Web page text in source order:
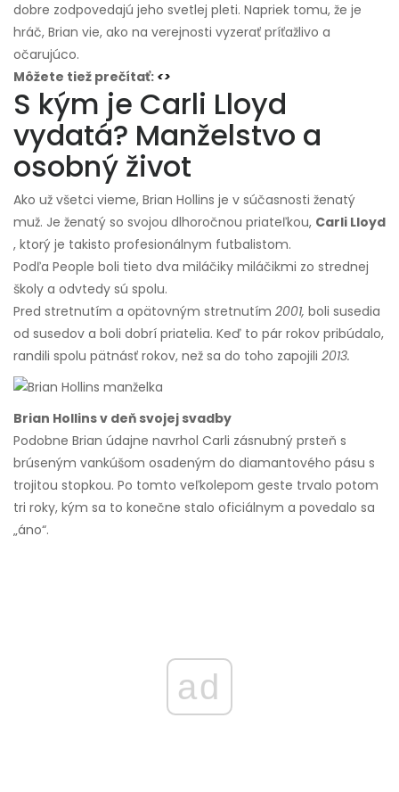
dobre zodpovedajú jeho svetlej pleti. Napriek tomu, že je
hráč, Brian vie, ako na verejnosti vyzerať príťažlivo a
očarujúco.
Môžete tiež prečítať: <>
S kým je Carli Lloyd
vydatá? Manželstvo a
osobný život
Ako už všetci vieme, Brian Hollins je v súčasnosti ženatý
muž. Je ženatý so svojou dlhoročnou priateľkou, Carli Lloyd
, ktorý je takisto profesionálnym futbalistom.
Podľa People boli tieto dva miláčiky miláčikmi zo strednej
školy a odvtedy sú spolu.
Pred stretnutím a opätovným stretnutím 2001, boli susedia
od susedov a boli dobrí priatelia. Keď to pár rokov pribúdalo,
randili spolu pätnásť rokov, než sa do toho zapojili 2013.
Brian Hollins v deň svojej svadby
Podobne Brian údajne navrhol Carli zásnubný prsteň s
brúseným vankúšom osadeným do diamantového pásu s
trojitou stopkou. Po tomto veľkolepom geste trvalo potom
tri roky, kým sa to konečne stalo oficiálnym a povedalo sa
„áno“.
ad